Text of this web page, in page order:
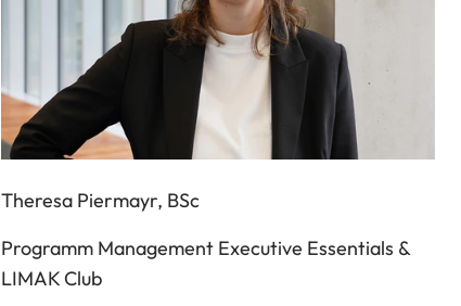
Theresa Piermayr, BSc
Programm Management Executive Essentials &
LIMAK Club